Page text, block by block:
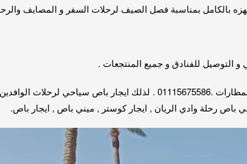
التوصيل للفنادق و جميع المنتجعات .
بالتالي اجر اتوبيس ميتسوبيشي 2021 لخدمات التسفير لجميع المطارات
باص رحلة وادي الريان , ايجار كوستر , ميني باص , ايجار باص.